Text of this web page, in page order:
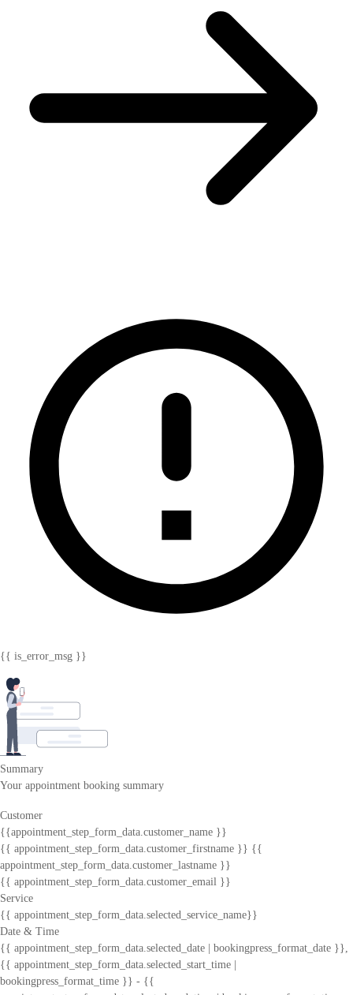
{{ is_error_msg }}
Summary
Your appointment booking summary
Customer
{{appointment_step_form_data.customer_name }}
{{ appointment_step_form_data.customer_firstname }} {{
appointment_step_form_data.customer_lastname }}
{{ appointment_step_form_data.customer_email }}
Service
{{ appointment_step_form_data.selected_service_name}}
Date & Time
{{ appointment_step_form_data.selected_date | bookingpress_format_date }},
{{ appointment_step_form_data.selected_start_time |
bookingpress_format_time }} - {{